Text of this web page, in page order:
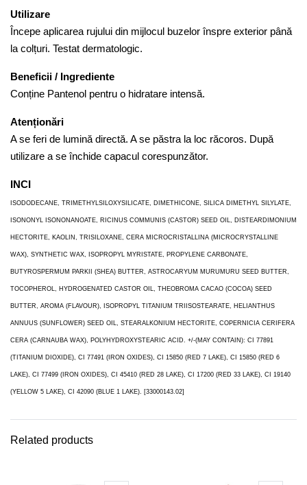
Utilizare
Începe aplicarea rujului din mijlocul buzelor înspre exterior până
la colțuri. Testat dermatologic.
Beneficii / Ingrediente
Conține Pantenol pentru o hidratare intensă.
Atenționări
A se feri de lumină directă. A se păstra la loc răcoros. După
utilizare a se închide capacul corespunzător.
INCI
ISODODECANE, TRIMETHYLSILOXYSILICATE, DIMETHICONE, SILICA DIMETHYL SILYLATE,
ISONONYL ISONONANOATE, RICINUS COMMUNIS (CASTOR) SEED OIL, DISTEARDIMONIUM
HECTORITE, KAOLIN, TRISILOXANE, CERA MICROCRISTALLINA (MICROCRYSTALLINE
WAX), SYNTHETIC WAX, ISOPROPYL MYRISTATE, PROPYLENE CARBONATE,
BUTYROSPERMUM PARKII (SHEA) BUTTER, ASTROCARYUM MURUMURU SEED BUTTER,
TOCOPHEROL, HYDROGENATED CASTOR OIL, THEOBROMA CACAO (COCOA) SEED
BUTTER, AROMA (FLAVOUR), ISOPROPYL TITANIUM TRIISOSTEARATE, HELIANTHUS
ANNUUS (SUNFLOWER) SEED OIL, STEARALKONIUM HECTORITE, COPERNICIA CERIFERA
CERA (CARNAUBA WAX), POLYHYDROXYSTEARIC ACID. +/-(MAY CONTAIN): CI 77891
(TITANIUM DIOXIDE), CI 77491 (IRON OXIDES), CI 15850 (RED 7 LAKE), CI 15850 (RED 6
LAKE), CI 77499 (IRON OXIDES), CI 45410 (RED 28 LAKE), CI 17200 (RED 33 LAKE), CI 19140
(YELLOW 5 LAKE), CI 42090 (BLUE 1 LAKE). [33000143.02]
Related products